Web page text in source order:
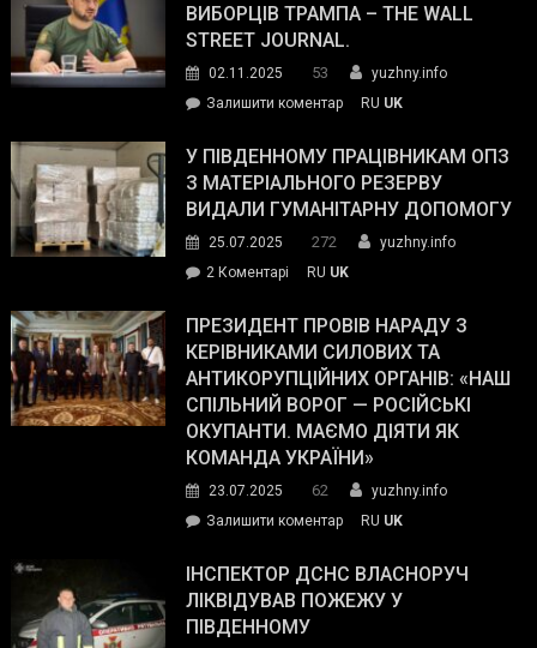
ВИБОРЦІВ ТРАМПА – THE WALL
STREET JOURNAL.
02.11.2025 53
yuzhny.info
Залишити коментарon
завойовує
симпатії
виборців
The
Street
Journal.
RU UK
У ПІВДЕННОМУ ПРАЦІВНИКАМ ОПЗ
З МАТЕРІАЛЬНОГО РЕЗЕРВУ
ВИДАЛИ ГУМАНІТАРНУ ДОПОМОГУ
25.07.2025 272
yuzhny.info
2 Коментарі
Південному
працівникам
ОПЗ
з
матеріального
резерву
гуманітарну
допомогу
RU UK
ПРЕЗИДЕНТ ПРОВІВ НАРАДУ З
КЕРІВНИКАМИ СИЛОВИХ ТА
АНТИКОРУПЦІЙНИХ ОРГАНІВ: «НАШ
СПІЛЬНИЙ ВОРОГ — РОСІЙСЬКІ
ОКУПАНТИ. МАЄМО ДІЯТИ ЯК
КОМАНДА УКРАЇНИ»
23.07.2025 62
yuzhny.info
Залишити коментарon
провів
нараду
RU UK
ІНСПЕКТОР ДСНС ВЛАСНОРУЧ
ЛІКВІДУВАВ ПОЖЕЖУ У
ПІВДЕННОМУ